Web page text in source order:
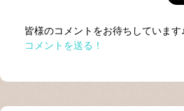
皆様のコメントをお待ちしています
コメントを送る！